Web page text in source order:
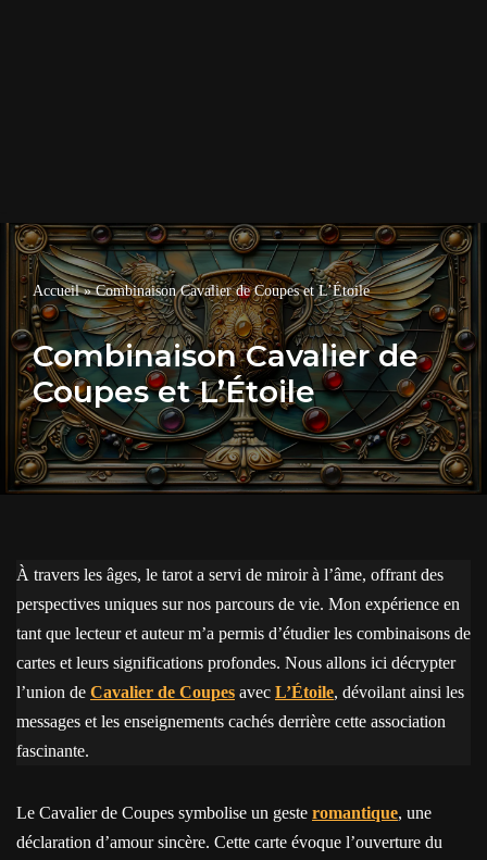
Accueil»Combinaison Cavalier de Coupes et L’Étoile
Combinaison Cavalier de
Coupes et L’Étoile
À travers les âges, le tarot a servi de miroir à l’âme, offrant des
perspectives uniques sur nos parcours de vie. Mon expérience en
tant que lecteur et auteur m’a permis d’étudier les combinaisons de
cartes et leurs significations profondes. Nous allons ici décrypter
l’union de Cavalier de Coupes avec L’Étoile, dévoilant ainsi les
messages et les enseignements cachés derrière cette association
fascinante.
Le Cavalier de Coupes symbolise un geste romantique, une
déclaration d’amour sincère. Cette carte évoque l’ouverture du